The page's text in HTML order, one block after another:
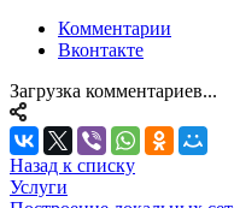
Комментарии
Вконтакте
Загрузка комментариев...
Назад к списку
Услуги